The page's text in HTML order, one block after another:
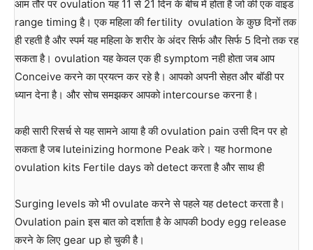
आम तौर पर ovulation यह 11 से 21 दिन के बीच में होता है जो की एक वाइड
range timing है। एक महिला की fertility ovulation के कुछ दिनों तक
ही रहती है और स्पर्म यह महिला के शरीर के अंदर सिर्फ और सिर्फ 5 दिनो तक रह
सकता है। ovulation यह केवल एक ही symptom नही होता जब आप
Conceive करने का प्रयत्न कर रहे है। आपको अपनी सेहत और बॉडी पर
ध्यान देना है। और सोच समझकर आपको intercourse करना है।
कही सारी रिसर्च से यह सामने आया है की ovulation pain उसी दिन पर हो
सकता है जब luteinizing hormone Peak करे। यह hormone
ovulation kits Fertile days को detect करता है और साथ ही
Surging levels को भी ovulate करने से पहले यह detect करता है।
Ovulation pain इस बात को दर्शाता है के आपकी body egg release
करने के लिए gear up हो चुकी है।